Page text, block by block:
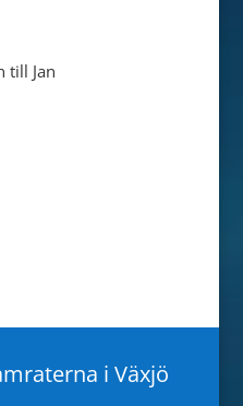
till Jan
i Växjö